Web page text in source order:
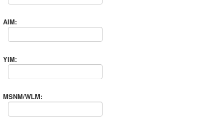
AIM:
YIM:
MSNM/WLM: